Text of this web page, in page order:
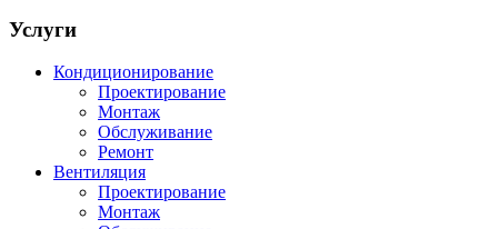
Услуги
Кондиционирование
Проектирование
Монтаж
Обслуживание
Ремонт
Вентиляция
Проектирование
Монтаж